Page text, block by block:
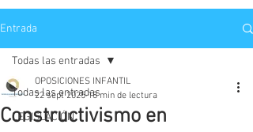
Entrada
Todas las entradas
LEGISLACIÓN
Todas las entradas
Constructivismo en
OPOSICIONES INFANTIL
22 sept 2025 18 min de lectura